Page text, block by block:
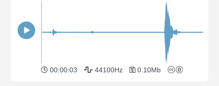
00:00:03 44100Hz 0.10Mb